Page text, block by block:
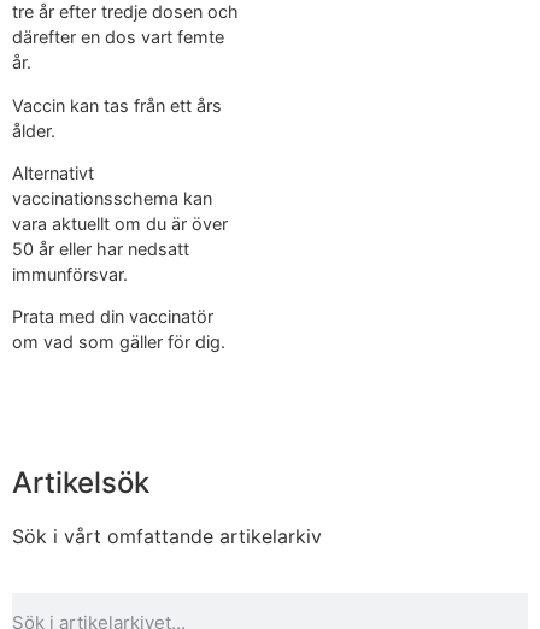
tre år efter tredje dosen och
därefter en dos vart femte
år.
Vaccin kan tas från ett års
ålder.
Alternativt
vaccinationsschema kan
vara aktuellt om du är över
50 år eller har nedsatt
immunförsvar.
Prata med din vaccinatör
om vad som gäller för dig.
Artikelsök
Sök i vårt omfattande artikelarkiv